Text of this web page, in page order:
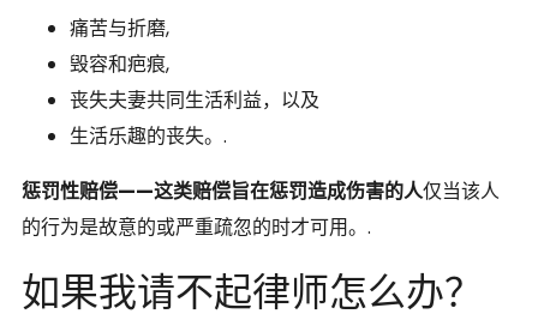
痛苦与折磨,
毁容和疤痕,
丧失夫妻共同生活利益，以及
生活乐趣的丧失。.
惩罚性赔偿——这类赔偿旨在惩罚造成伤害的人仅当该人
的行为是故意的或严重疏忽的时才可用。.
如果我请不起律师怎么办？